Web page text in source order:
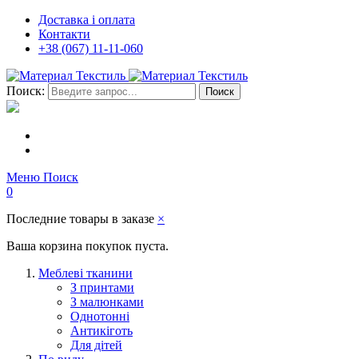
Доставка і оплата
Контакти
+38 (067) 11-11-060
Поиск: Поиск
Меню Поиск
0
Последние товары в заказе ×
Ваша корзина покупок пуста.
Меблеві тканини
З принтами
З малюнками
Однотонні
Антикіготь
Для дітей